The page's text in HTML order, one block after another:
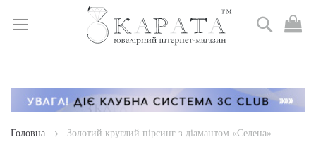
Skip
Content
Пошук
Головна Золотий круглий пірсинг з діамантом «Селена»